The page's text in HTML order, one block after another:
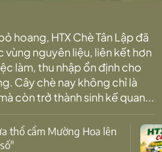
hoang, HTX Chè Tân Lập đã
nguyên liệu, liên kết hơn
làm, thu nhập ổn định cho
Cây chè nay không chỉ là
còn trở thành sinh kế quan...